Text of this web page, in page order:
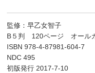
監修：早乙女智子
B５判 120ページ オール
ISBN 978-4-87981-604-7
NDC 495
初版発行 2017-7-10